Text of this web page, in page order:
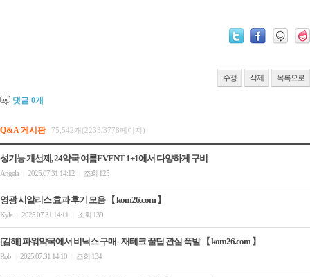
수정 삭제 목록으로
댓글 0개
Q&A 게시판 75,542개(2233/3778페이지)
성기능 개선제, 24약국 여름EVENT 1+1에서 다양하게 구비
Angela 2025.07.31 14:12 조회 125
영광 시알리스 효과 후기 모음 【 kom26.com 】
Kyle 2025.07.31 14:11 조회 139
[김해] 파워약국에서 비닉스 구매 - 재테크 꿀팁 관심 폭발 【 kom26.com 】
Rob 2025.07.31 14:10 조회 134